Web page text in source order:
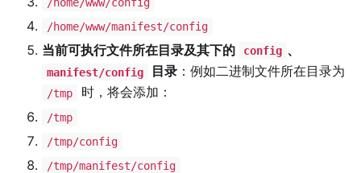
/home/www/manifest/config
当前可执行文件所在目录及其下的 config 、
manifest/config 目录：例如二进制文件所在目录为
/tmp 时，将会添加：
/tmp
/tmp/config
/tmp/manifest/config